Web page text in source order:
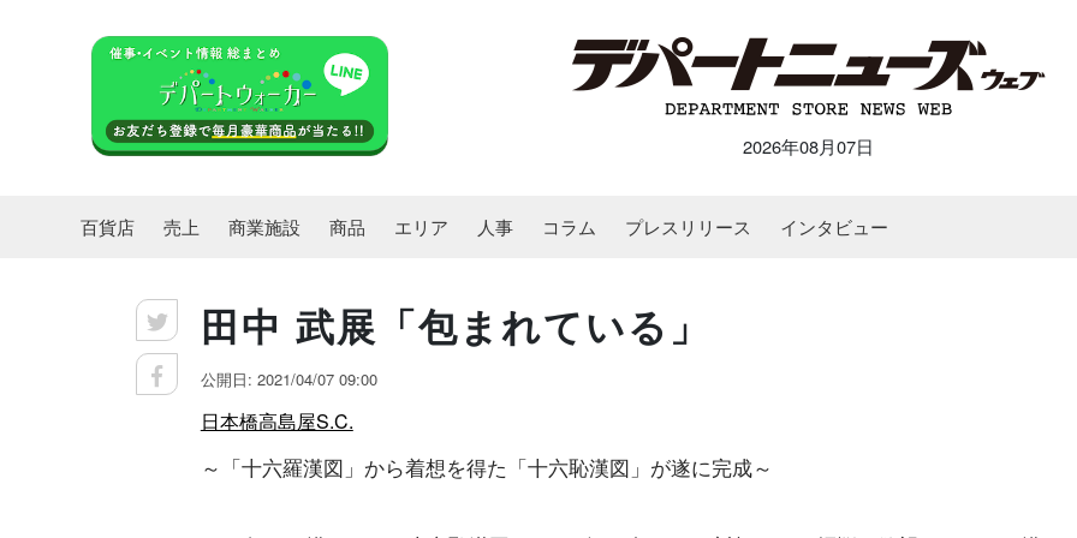
2026年08月07日
百貨店 売上 商業施設 商品 エリア 人事 コラム プレスリリース インタビュー
田中 武展「包まれている」
公開日: 2021/04/07 09:00
日本橋高島屋S.C.
～「十六羅漢図」から着想を得た「十六恥漢図」が遂に完成～